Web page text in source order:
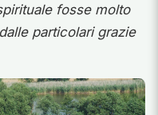
fosse molto
particolari grazie